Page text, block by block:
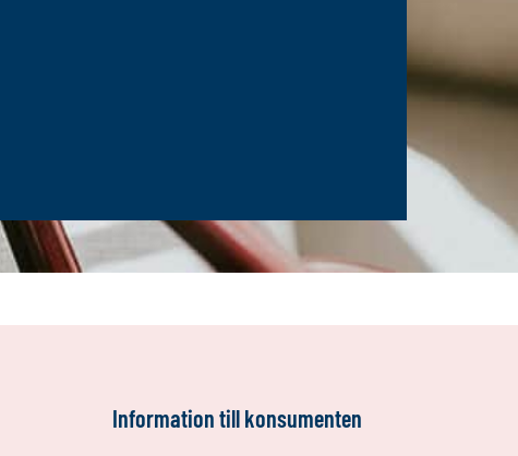
Information till konsumenten